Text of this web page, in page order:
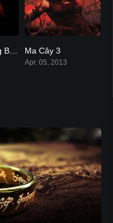
7.1
Sát Nhân Trong Bóng Tối Ma Cây 3
Apr. 05, 2013